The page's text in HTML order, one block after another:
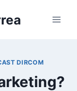
DIRCOM